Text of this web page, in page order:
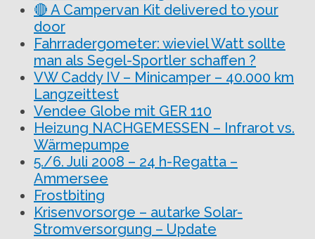
🔴 A Campervan Kit delivered to your
door
Fahrradergometer: wieviel Watt sollte
man als Segel-Sportler schaffen ?
VW Caddy IV – Minicamper – 40.000 km
Langzeittest
Vendee Globe mit GER 110
Heizung NACHGEMESSEN – Infrarot vs.
Wärmepumpe
5./6. Juli 2008 – 24 h-Regatta –
Ammersee
Frostbiting
Krisenvorsorge – autarke Solar-
Stromversorgung – Update